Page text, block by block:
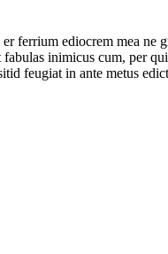
ferrium ediocrem mea ne
inimicus cum, per
feugiat in ante metus